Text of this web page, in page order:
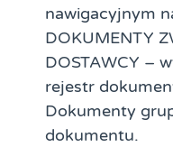
nawigacyjnym
DOKUMENTY
DOSTAWCY –
rejestr
Dokumenty
dokumentu.